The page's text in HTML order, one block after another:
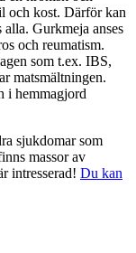
och kost. Därför kan
Gurkmeja anses
och reumatism.
som t.ex. IBS,
matsmältningen.
i hemmagjord
sjukdomar som
massor av
intresserad! Du kan